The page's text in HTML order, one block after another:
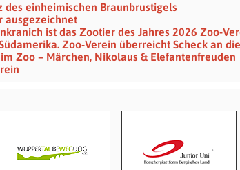
des einheimischen Braunbrustigels
ausgezeichnet
ist das Zootier des Jahres 2026 Zoo-
Zoo-Verein überreicht Scheck an
Zoo – Märchen, Nikolaus & Elefantenfreuden